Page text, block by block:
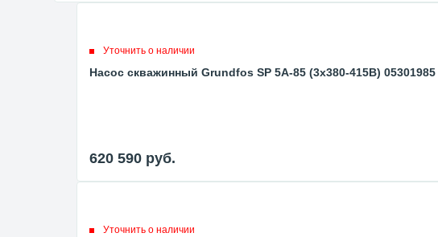
Уточнить о наличии
Насос скважинный Grundfos SP 5A-85 (3x380-415В) 05301985
620 590 руб.
Уточнить о наличии